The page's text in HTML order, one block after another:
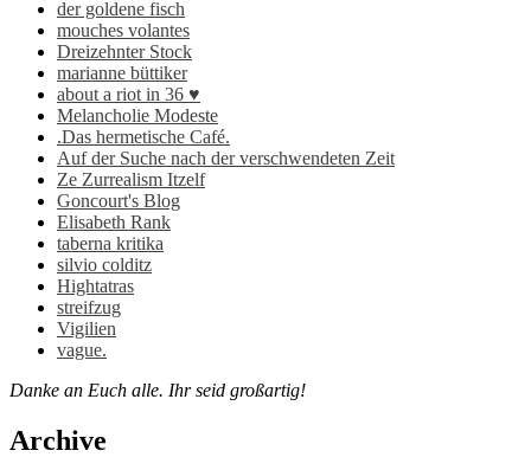
der goldene fisch
mouches volantes
Dreizehnter Stock
marianne büttiker
about a riot in 36 ♥
Melancholie Modeste
.Das hermetische Café.
Auf der Suche nach der verschwendeten Zeit
Ze Zurrealism Itzelf
Goncourt's Blog
Elisabeth Rank
taberna kritika
silvio colditz
Hightatras
streifzug
Vigilien
vague.
Danke an Euch alle. Ihr seid großartig!
Archive